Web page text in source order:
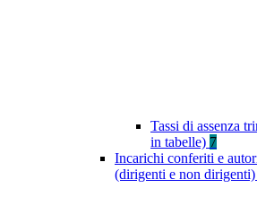
Tassi di assenza
in tabelle) 7
Incarichi conferiti e
(dirigenti e non dirigenti)